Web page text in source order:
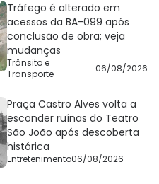
Tráfego é alterado em
acessos da BA-099 após
conclusão de obra; veja
mudanças
Trânsito e
Transporte
06/08/2026
Praça Castro Alves volta a
esconder ruínas do Teatro
São João após descoberta
histórica
Entretenimento06/08/2026